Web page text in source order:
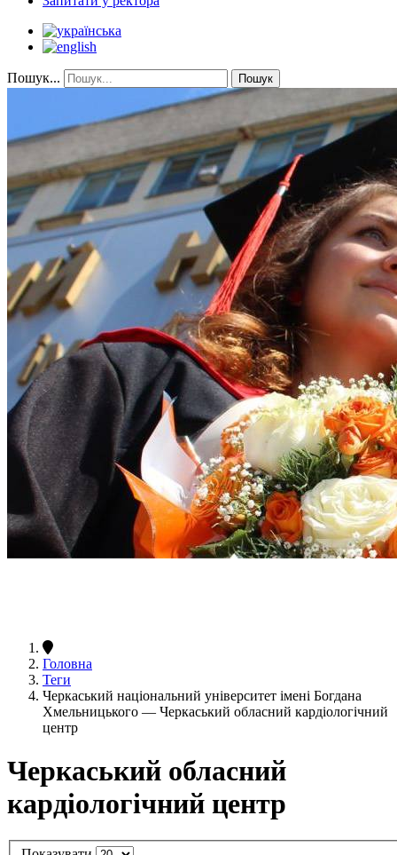
Пошук... Пошук
Головна
Теги
Черкаський національний університет імені Богдана
Хмельницького — Черкаський обласний кардіологічний
центр
Черкаський обласний
кардіологічний центр